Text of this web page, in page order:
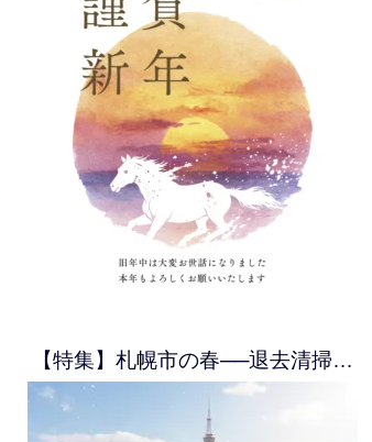
【特集】札幌市の春──退去清掃…